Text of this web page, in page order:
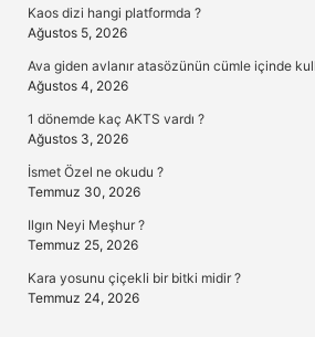
Kaos dizi hangi platformda ?
Ağustos 5, 2026
Ava giden avlanır atasözünün cümle içinde
Ağustos 4, 2026
1 dönemde kaç AKTS vardı ?
Ağustos 3, 2026
İsmet Özel ne okudu ?
Temmuz 30, 2026
Ilgın Neyi Meşhur ?
Temmuz 25, 2026
Kara yosunu çiçekli bir bitki midir ?
Temmuz 24, 2026